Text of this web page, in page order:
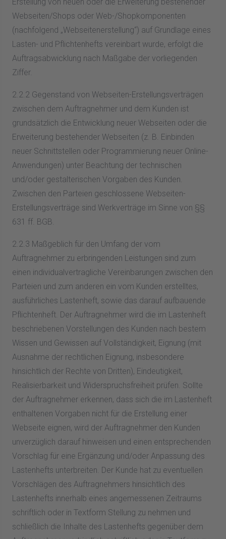
Webseiten/Shops oder Web-/Shopkomponenten
(nachfolgend „Webseitenerstellung“) auf Grundlage eines
Lasten- und Pflichtenhefts vereinbart wurde, erfolgt die
Auftragsabwicklung nach Maßgabe der vorliegenden
Ziffer.
2.2.2 Gegenstand von Webseiten-Erstellungsverträgen
zwischen dem Auftragnehmer und dem Kunden ist
grundsätzlich die Entwicklung neuer Webseiten oder die
Erweiterung bestehender Webseiten (z. B. Einbinden
neuer Schnittstellen oder Programmierung neuer Online-
Anwendungen) unter Beachtung der technischen
und/oder gestalterischen Vorgaben des Kunden.
Zwischen den Parteien geschlossene Webseiten-
Erstellungsverträge sind Werkverträge im Sinne von §§
631 ff. BGB.
2.2.3 Maßgeblich für den Umfang der vom
Auftragnehmer zu erbringenden Leistungen sind zum
einen individualvertragliche Vereinbarungen zwischen den
Parteien und zum anderen ein vom Kunden erstelltes,
ausführliches Lastenheft, sowie das darauf aufbauende
Pflichtenheft. Der Auftragnehmer wird die im Lastenheft
beschriebenen Vorstellungen des Kunden nach bestem
Wissen und Gewissen auf Vollständigkeit, Eignung (mit
Ausnahme der rechtlichen Eignung, insbesondere
hinsichtlich der Rechte von Dritten), Eindeutigkeit,
Realisierbarkeit und Widerspruchsfreiheit prüfen. Sollte
der Auftragnehmer erkennen, dass sich die im Lastenheft
enthaltenen Vorgaben nicht für die Erstellung einer
Webseite eignen, wird der Auftragnehmer den Kunden
unverzüglich darauf hinweisen und einen entsprechenden
Vorschlag für eine Ergänzung und/oder Anpassung des
Lastenhefts unterbreiten. Der Kunde hat zu eventuellen
Vorschlägen des Auftragnehmers hinsichtlich des
Lastenhefts innerhalb eines angemessenen Zeitraums
schriftlich oder in Textform Stellung zu nehmen und
schließlich die Inhalte des Lastenhefts gegenüber dem